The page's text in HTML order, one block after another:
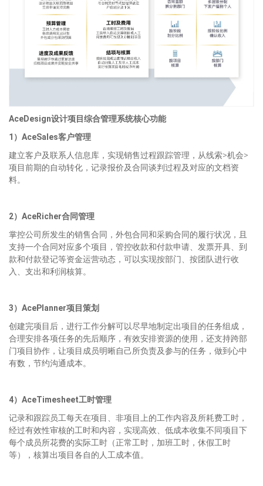
AceDesign设计项目 综合管理系统核心功能
1）AceSales客户管理
建立客户及联系人信息库，实现销售过程跟踪管理，从线索>机会>
项目前期的自动转化，记录报价及合同谈判过程及对应的文档资
料。
2）AceRicher合同管理
掌控公司所发生的销售合同，外包合同和采购合同的履行状况，且
支持一个合同对应多个项目，管控收款和付款申请、发票开具、到
款和付款登记等资金运营动态，可以实现按部门、按团队进行收
入、支出和利润核算。
3）AcePlanner项目策划
创建完项目后，进行工作分解可以尽早地制定出项目的任务组成，
合理安排各项任务的先后顺序，有效安排资源的使用，还支持跨部
门项目协作，让项目成员明晰自己所负责及参与的任务，做到心中
有数，节约沟通成本。
4）AceTimesheet工时管理
记录和跟踪员工每天在项目、非项目上的工作内容及所耗费工时，
经过有效性审核的工时和内容，实现高效、低成本收集不同项目下
每个成员所花费的实际工时（正常工时，加班工时，休假工时
等），核算出项目各自的人工成本值。